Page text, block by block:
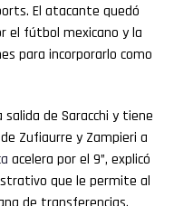
El atacante quedó
el fútbol mexicano y la
para incorporarlo como
de Saracchi y tiene
Zufiaurre y Zampieri a
acelera por el 9”, explicó
que le permite al